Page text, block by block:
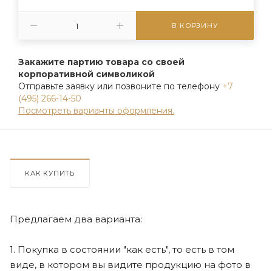
В КОРЗИНУ
Закажите партию товара со своей
корпоративной символикой
Отправьте заявку или позвоните по телефону +7
(495) 266-14-50
Посмотреть варианты оформления.
КАК КУПИТЬ
Предлагаем два варианта:
1. Покупка в состоянии "как есть", то есть в том
виде, в котором вы видите продукцию на фото в